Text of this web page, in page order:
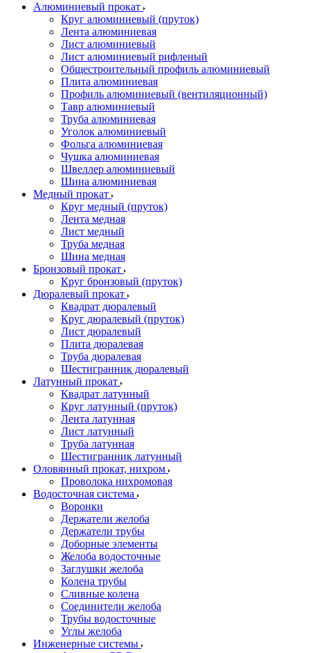
Алюминиевый прокат
Круг алюминиевый (пруток)
Лента алюминиевая
Лист алюминиевый
Лист алюминиевый рифленый
Общестроительный профиль алюминиевый
Плита алюминиевая
Профиль алюминиевый (вентиляционный)
Тавр алюминиевый
Труба алюминиевая
Уголок алюминиевый
Фольга алюминиевая
Чушка алюминиевая
Швеллер алюминиевый
Шина алюминиевая
Медный прокат
Круг медный (пруток)
Лента медная
Лист медный
Труба медная
Шина медная
Бронзовый прокат
Круг бронзовый (пруток)
Дюралевый прокат
Квадрат дюралевый
Круг дюралевый (пруток)
Лист дюралевый
Плита дюралевая
Труба дюралевая
Шестигранник дюралевый
Латунный прокат
Квадрат латунный
Круг латунный (пруток)
Лента латунная
Лист латунный
Труба латунная
Шестигранник латунный
Оловянный прокат, нихром
Проволока нихромовая
Водосточная система
Воронки
Держатели желоба
Держатели трубы
Доборные элементы
Желоба водосточные
Заглушки желоба
Колена трубы
Сливные колена
Соединители желоба
Трубы водосточные
Углы желоба
Инженерные системы